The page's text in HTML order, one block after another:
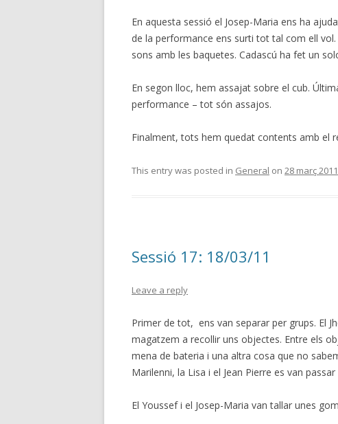
En aquesta sessió el Josep-Maria ens ha
de la performance ens surti tot tal com ell
sons amb les baquetes. Cadascú ha fet un
En segon lloc, hem assajat sobre el cub.
performance – tot són assajos.
Finalment, tots hem quedat contents amb el
This entry was posted in General on 28 març 2011
Sessió 17: 18/03/11
Leave a reply
Primer de tot, ens van separar per grups. El
magatzem a recollir uns objectes. Entre els
mena de bateria i una altra cosa que no
Marilenni, la Lisa i el Jean Pierre es van
El Youssef i el Josep-Maria van tallar unes